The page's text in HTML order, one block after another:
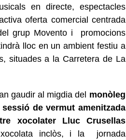
en directe, espectacles
oferta comercial centrada
grup Movento i promocions
lloc en un ambient festiu a
situades a la Carretera de La
gaudir al migdia del monòleg
sessió de vermut amenitzada
xocolater Lluc Crusellas
inclòs, i la jornada